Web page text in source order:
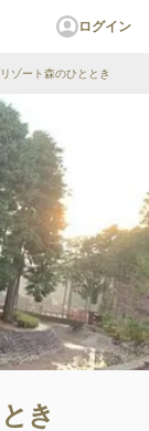
ログイン
ゾート森のひととき
き